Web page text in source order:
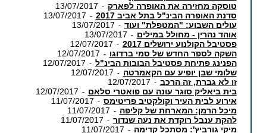
טוסקה מחזירה את האופרה לפארק -
13/07/2017
סדנת האופרה הבינ"ל בתל אביב 2017
-
13/07/2017
עולים השבוע: "המטפלת" ועוד -
13/07/2017
אוהד נהרין - מחולל במילים -
13/07/2017
פסטיבל הקולנוע ירושלים 2017
-
12/07/2017
השקה לספר החדש של סמי ברדוגו -
12/07/2017
הפנינג פתיחת פסטיבל הבובות הבינ"ל -
12/07/2017
שלומי שבן יופיע עם הקאמרטה -
12/07/2017
זו לא גברת, זה הרכב -
12/07/2017
בית ביאליק סוגר עונה עם פואטרי סלאם -
12/07/2017
אירוע לבית העיר וקולקטיב פריטימס -
11/07/2017
מיכל הרמן: המארחת של קליפה -
11/07/2017
להקת ענבל רוקדת את נעה שנדור -
11/07/2017
מיקי גורביץ': מסתכל קדימה -
11/07/2017